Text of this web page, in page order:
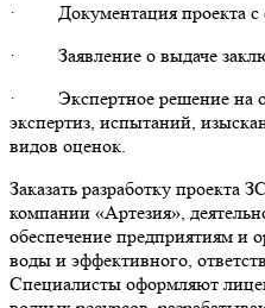
· Документация проекта с
· Заявление о выдаче
· Экспертное решение на
экспертиз, испытаний,
видов оценок.
Заказать разработку
компании «Артезия»,
обеспечение предприятиям и
воды и эффективного,
Специалисты оформляют